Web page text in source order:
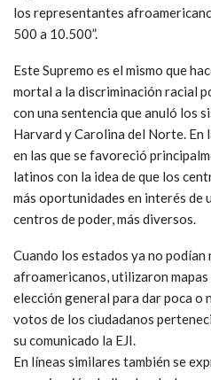
los representantes
500 a 10.500”.
Este Supremo es el mismo que
mortal a la discriminación racial
con una sentencia que anuló los
Harvard y Carolina del Norte. En
en las que se favoreció
latinos con la idea de que los
más oportunidades en interés de
centros de poder, más diversos.
Cuando los estados ya no
afroamericanos, utilizaron
elección general para dar poca o
votos de los ciudadanos
su comunicado la EJI.
En líneas similares también se